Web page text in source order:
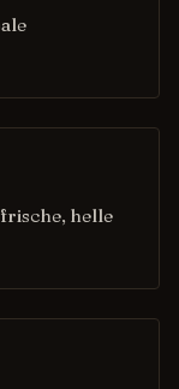
helle